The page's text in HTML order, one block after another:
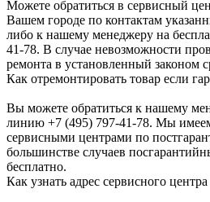
Можете обратиться в сервисный
Вашем городе по контактам
либо к нашему менеджеру на
41-78. В случае невозможности
ремонта в установленный законом
Как отремонтировать товар если
Вы можете обратиться к нашему
линию +7 (495) 797-41-78. Мы
сервисными центрами по
большинстве случаев
бесплатно.
Как узнать адрес сервисного